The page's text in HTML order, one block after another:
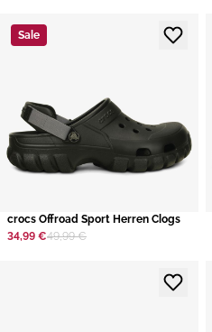
Sale
crocs Offroad Sport Herren Clogs
34,99 €49,99 €